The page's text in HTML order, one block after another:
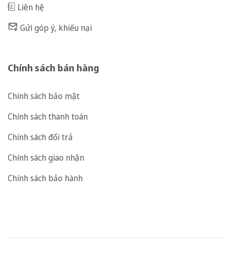
Liên hệ
Gửi góp ý, khiếu nại
Chính sách bán hàng
Chính sách bảo mật
Chính sách thanh toán
Chính sách đổi trả
Chính sách giao nhận
Chính sách bảo hành